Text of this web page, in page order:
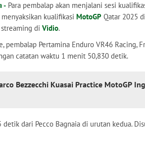
- Para pembalap akan menjalani sesi
kualifikasi MotoGP Qatar 2025
di Vidio.
pembalap Pertamina Enduro VR46
catatan waktu 1 menit 50,830 detik.
Bezzecchi Kuasai Practice MotoGP
detik dari Pecco Bagnaia di urutan kedua.